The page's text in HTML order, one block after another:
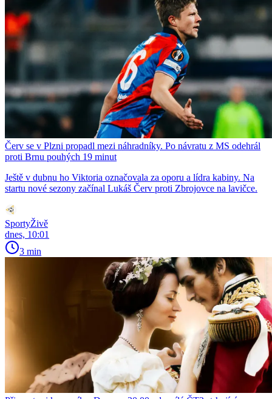
Červ se v Plzni propadl mezi náhradníky. Po návratu z MS odehrál
proti Brnu pouhých 19 minut
Ještě v dubnu ho Viktoria označovala za oporu a lídra kabiny. Na
startu nové sezony začínal Lukáš Červ proti Zbrojovce na lavičce.
SportyŽivě
dnes, 10:01
3 min